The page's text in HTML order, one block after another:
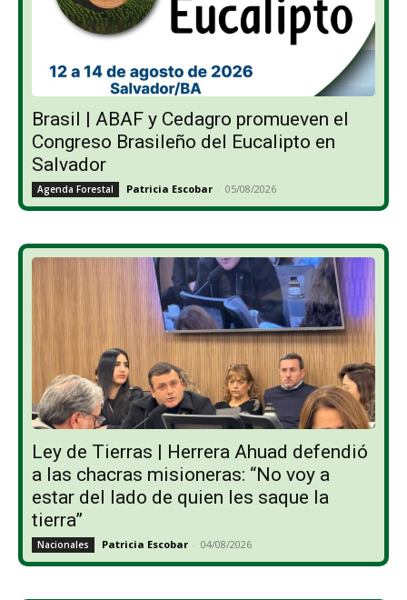
Brasil | ABAF y Cedagro promueven el
Congreso Brasileño del Eucalipto en
Salvador
Agenda Forestal Patricia Escobar - 05/08/2026
Ley de Tierras | Herrera Ahuad defendió
a las chacras misioneras: “No voy a
estar del lado de quien les saque la
tierra”
Nacionales Patricia Escobar - 04/08/2026